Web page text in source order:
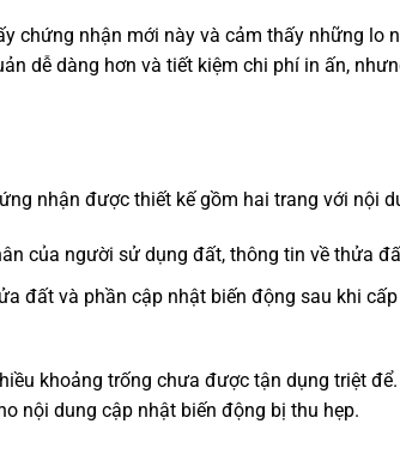
chứng nhận mới này và cảm thấy những lo
dễ dàng hơn và tiết kiệm chi phí in ấn,
nhận được thiết kế gồm hai trang với nội
của người sử dụng đất, thông tin về thửa
đất và phần cập nhật biến động sau khi
khoảng trống chưa được tận dụng triệt
nội dung cập nhật biến động bị thu hẹp.